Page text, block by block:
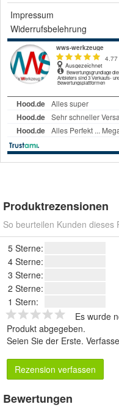
Impressum
Widerrufsbelehrung
Produktrezensionen
So beurteilen Kunden dieses
5 Sterne:
4 Sterne:
3 Sterne:
2 Sterne:
1 Stern:
Es wurde
Produkt abgegeben.
Seien Sie der Erste.
Rezension verfassen
Bewertungen